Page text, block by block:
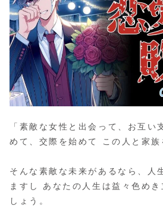
「素敵な女性と出会って、お互い
めて、交際を始めて この人と家族
そんな素敵な未来があるなら、人
ますし あなたの人生は益々色め
しょう。